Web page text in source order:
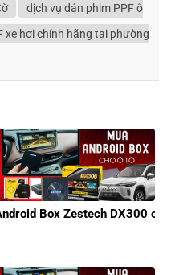
dịch vụ dán phim PPF ô
xe hơi chính hãng tại phường
KIA Box Zestech DX300